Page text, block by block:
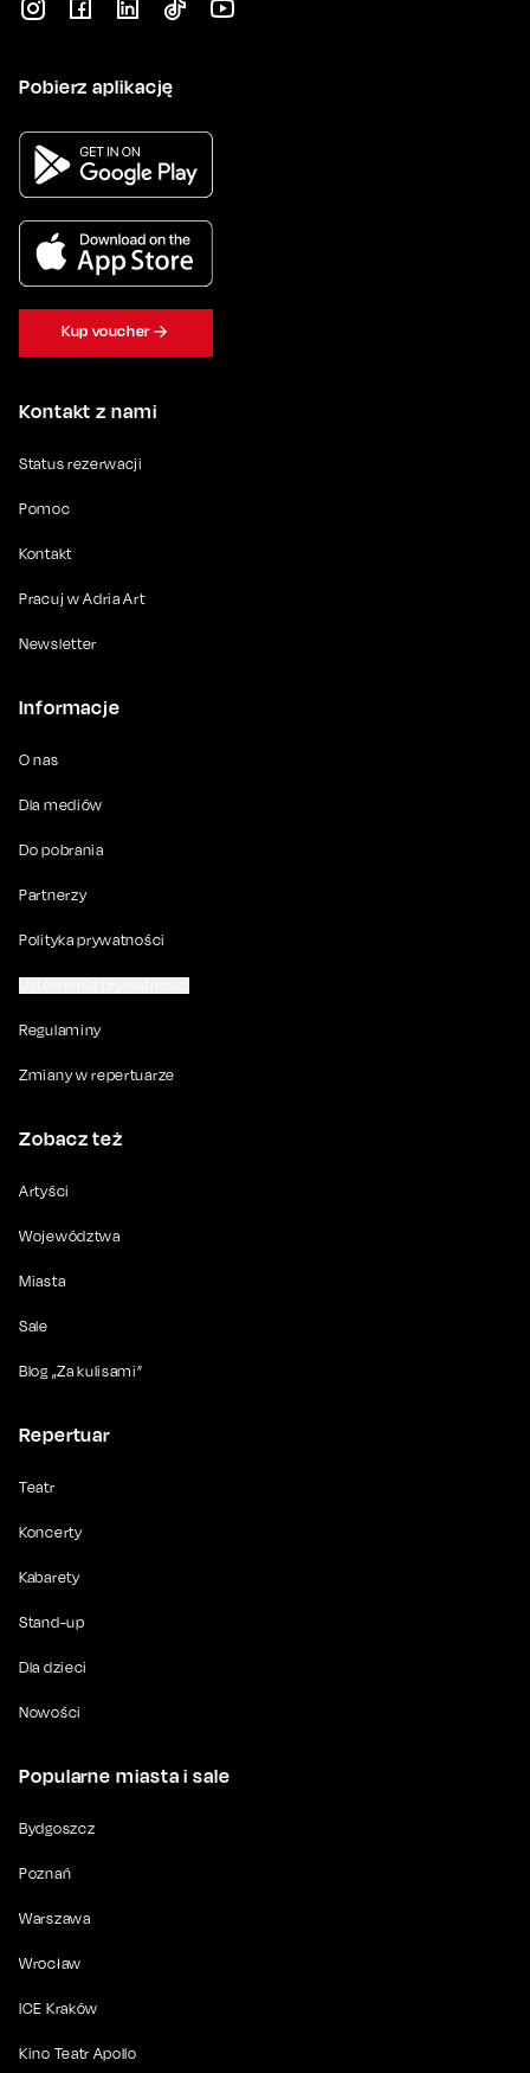
Kontakt z nami
Status rezerwacji
Pomoc
Kontakt
Pracuj w Adria Art
Newsletter
Informacje
O nas
Dla mediów
Do pobrania
Partnerzy
Polityka prywatności
Regulaminy
Zmiany w repertuarze
Zobacz też
Artyści
Województwa
Miasta
Sale
Blog „Za kulisami”
Repertuar
Teatr
Koncerty
Kabarety
Stand-up
Dla dzieci
Nowości
Popularne miasta i sale
Bydgoszcz
Poznań
Warszawa
Wrocław
ICE Kraków
Kino Teatr Apollo
Pobierz aplikację
Kup voucher